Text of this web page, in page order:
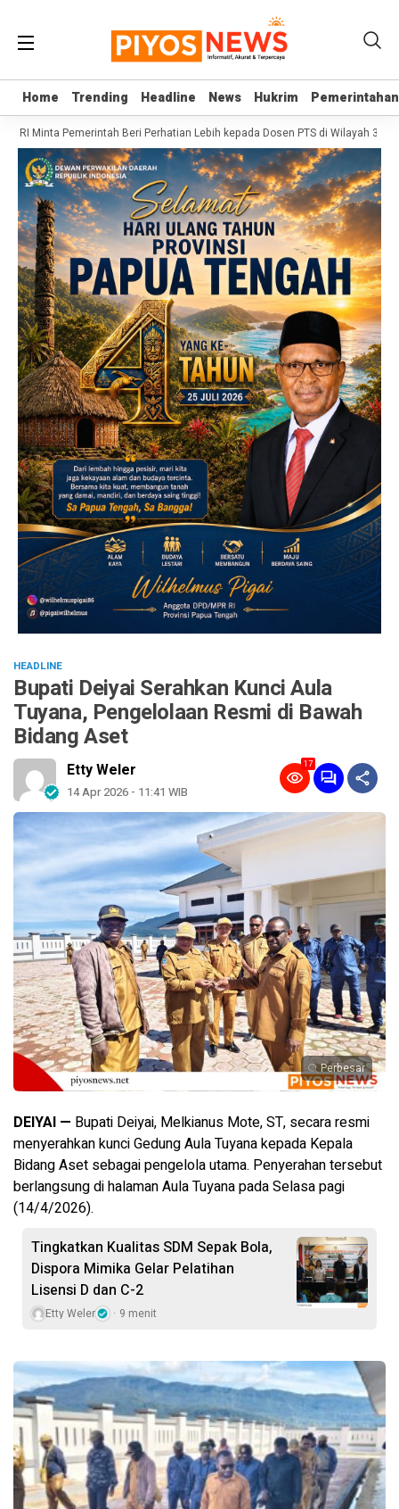
Home Trending Headline News Hukrim Pemerintahan
Home Trending Headline News Hukrim Pemerintahan
RI Minta Pemerintah Beri Perhatian Lebih kepada Dosen PTS di Wilayah 3T
HEADLINE
Bupati Deiyai Serahkan Kunci Aula
Tuyana, Pengelolaan Resmi di Bawah
Bidang Aset
Etty Weler
14 Apr 2026 - 11:41 WIB
17
Perbesar
DEIYAI — Bupati Deiyai, Melkianus Mote, ST, secara resmi
menyerahkan kunci Gedung Aula Tuyana kepada Kepala
Bidang Aset sebagai pengelola utama. Penyerahan tersebut
berlangsung di halaman Aula Tuyana pada Selasa pagi
(14/4/2026).
Tingkatkan Kualitas SDM Sepak Bola,
Dispora Mimika Gelar Pelatihan
Lisensi D dan C-2
Etty Weler 9 menit